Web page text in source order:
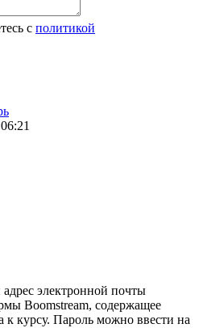
с политикой
электронной почты
Boomstream, содержащее
к курсу. Пароль можно ввести на